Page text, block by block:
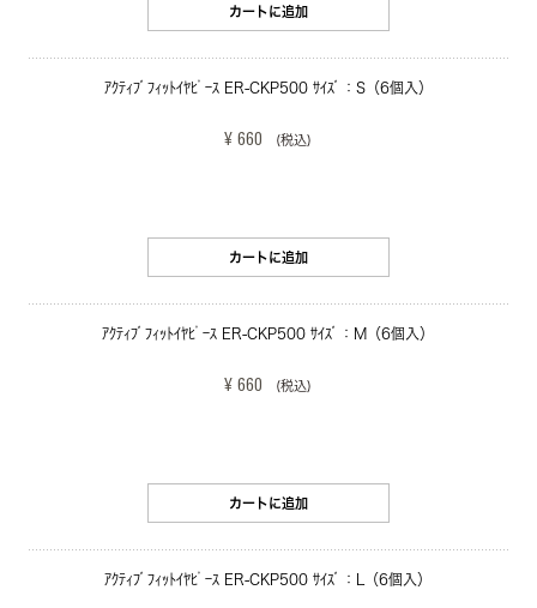
カートに追加
ｱｸﾃｨﾌﾞﾌｨｯﾄｲﾔﾋﾟｰｽ ER-CKP500 ｻｲｽﾞ：S（6個入）
¥ 660 (税込)
カートに追加
ｱｸﾃｨﾌﾞﾌｨｯﾄｲﾔﾋﾟｰｽ ER-CKP500 ｻｲｽﾞ：M（6個入）
¥ 660 (税込)
カートに追加
ｱｸﾃｨﾌﾞﾌｨｯﾄｲﾔﾋﾟｰｽ ER-CKP500 ｻｲｽﾞ：L（6個入）